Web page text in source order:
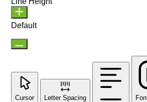
Default
Cursor Letter Spacing